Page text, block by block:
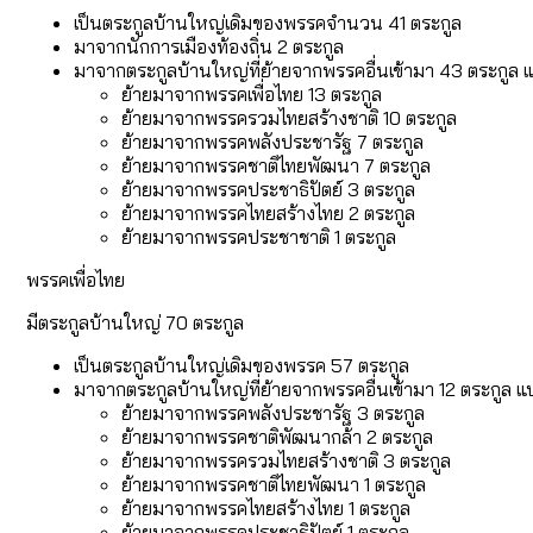
เป็นตระกูลบ้านใหญ่เดิมของพรรคจำนวน 41 ตระกูล
มาจากนักการเมืองท้องถิ่น 2 ตระกูล
มาจากตระกูลบ้านใหญ่ที่ย้ายจากพรรคอื่นเข้ามา 43 ตระกูล
ย้ายมาจากพรรคเพื่อไทย 13 ตระกูล
ย้ายมาจากพรรครวมไทยสร้างชาติ 10 ตระกูล
ย้ายมาจากพรรคพลังประชารัฐ 7 ตระกูล
ย้ายมาจากพรรคชาติไทยพัฒนา 7 ตระกูล
ย้ายมาจากพรรคประชาธิปัตย์ 3 ตระกูล
ย้ายมาจากพรรคไทยสร้างไทย 2 ตระกูล
ย้ายมาจากพรรคประชาชาติ 1 ตระกูล
พรรคเพื่อไทย
มีตระกูลบ้านใหญ่ 70 ตระกูล
เป็นตระกูลบ้านใหญ่เดิมของพรรค 57 ตระกูล
มาจากตระกูลบ้านใหญ่ที่ย้ายจากพรรคอื่นเข้ามา 12 ตระกูล แ
ย้ายมาจากพรรคพลังประชารัฐ 3 ตระกูล
ย้ายมาจากพรรคชาติพัฒนากล้า 2 ตระกูล
ย้ายมาจากพรรครวมไทยสร้างชาติ 3 ตระกูล
ย้ายมาจากพรรคชาติไทยพัฒนา 1 ตระกูล
ย้ายมาจากพรรคไทยสร้างไทย 1 ตระกูล